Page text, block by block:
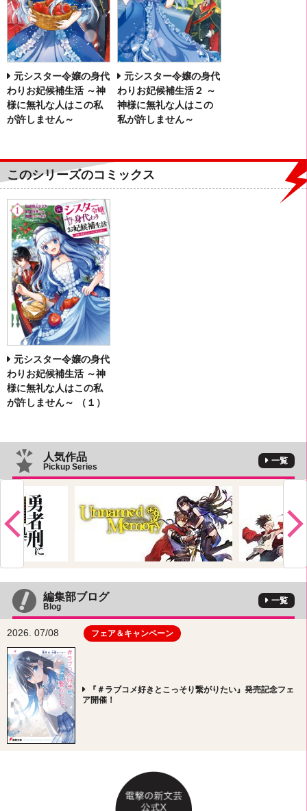
元シスター令嬢の身代
わりお妃候補生活 ～神
様に無礼な人はこの私
が許しません～
元シスター令嬢の身代
わりお妃候補生活２ ～
神様に無礼な人はこの
私が許しません～
このシリーズのコミックス
元シスター令嬢の身代
わりお妃候補生活 ～神
様に無礼な人はこの私
が許しません～ （１）
人気作品
Pickup Series
一覧
編集部ブログ
Blog
一覧
2026. 07/08 フェア＆キャンペーン
『＃ラブコメ好きとこっそり繋がりたい』発売記念フェ
ア開催！